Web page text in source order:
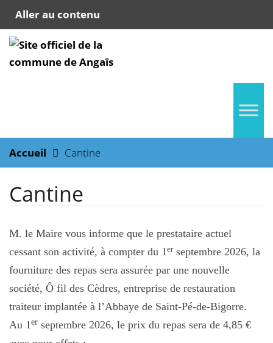
Aller au contenu
Accueil Cantine
Cantine
M. le Maire vous informe que le prestataire actuel
cessant son activité, à compter du 1erseptembre 2026, la
fourniture des repas sera assurée par une nouvelle
société, Ô fil des Cèdres, entreprise de restauration
traiteur implantée à l’Abbaye de Saint-Pé-de-Bigorre.
Au 1er septembre 2026, le prix du repas sera de 4,85 €